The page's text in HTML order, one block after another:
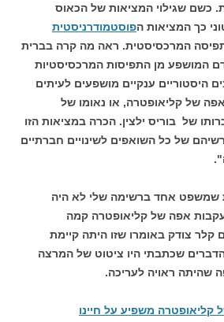
כשם שגילוי המציאות של הכאוס
כך המציאות הפוסטמודרניסטית
המרכסיסטית. ראה מה קרה בברית
המושפע מן התפיסות המרכסיסטיות
היסטוריים ענקיים מושפעים לעיתים
אפה של קליאופטרה, או נאומו של
של בוריס ילצין. הכרה במציאות הזו
של כל השואפים לשינויים חברתיים
שמשפט אחד ברשימה שלי לא היה
אפה של קליאופטרה קמה
קלר צודק באומרו שזו היתה קיימת
שכתבתי היו ציטוט של המרצה
שהיתה ראויה לעריכה.
משפיע על חיינו